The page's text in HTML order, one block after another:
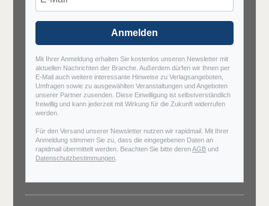
Anmelden
Mit Ihrer Anmeldung erhalten Sie kostenlos unseren Newsletter mit
aktuellen Nachrichten der Branche. Außerdem dürfen wir Ihnen per
E-Mail auch weitere interessante Hinweise zu Verlagsangeboten,
Umfragen sowie zu ausgewählten Veranstaltungen und Angeboten
unserer Partner zusenden. Diese Einwilligung ist selbstverständlich
freiwillig und kann jederzeit mit Wirkung für die Zukunft widerrufen
werden.
Für den Versand unserer Newsletter nutzen wir rapidmail. Mit Ihrer
Anmeldung stimmen Sie zu, dass die eingegebenen Daten an
rapidmail übermittelt werden. Beachten Sie bitte derenAGB und
Datenschutzbestimmungen